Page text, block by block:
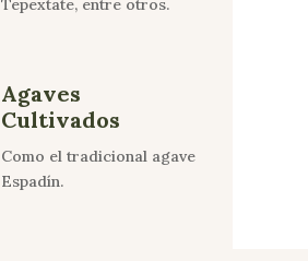
Tepextate, entre otros.
Agaves
Cultivados
Como el tradicional agave
Espadín.